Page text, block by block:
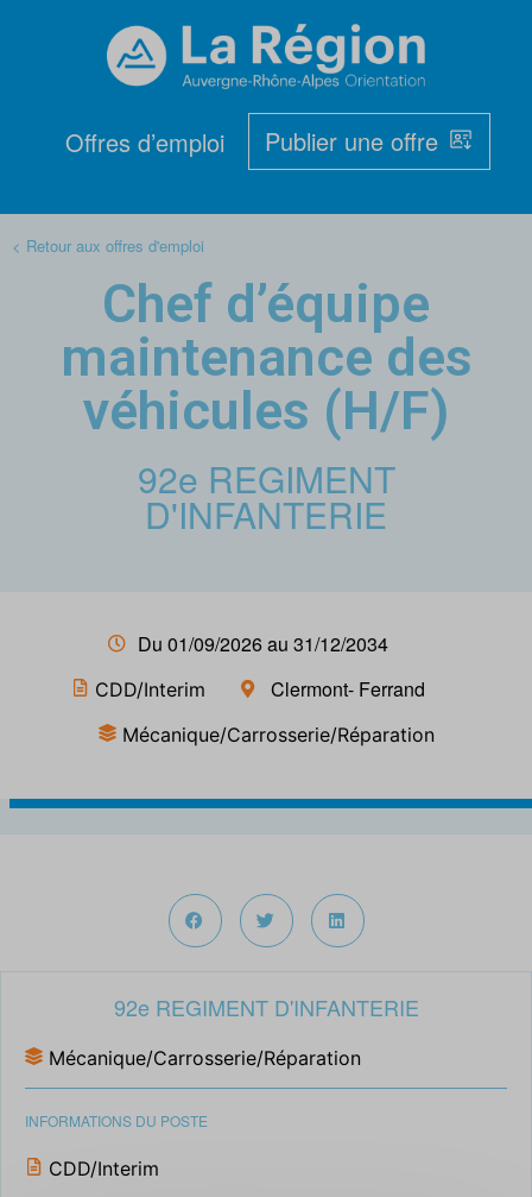
Offres d’emploi Publier une offre
< Retour aux offres d'emploi
Chef d’équipe
maintenance des
véhicules (H/F)
92e REGIMENT
D'INFANTERIE
Du 01/09/2026 au 31/12/2034
CDD/Interim Clermont- Ferrand
Mécanique/Carrosserie/Réparation
92e REGIMENT D'INFANTERIE
Mécanique/Carrosserie/Réparation
INFORMATIONS DU POSTE
CDD/Interim